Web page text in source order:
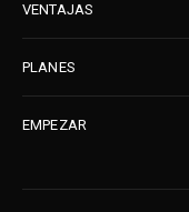
VENTAJAS
PLANES
EMPEZAR